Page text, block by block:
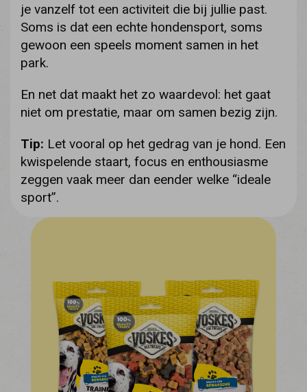
je vanzelf tot een activiteit die bij jullie past.
Soms is dat een echte hondensport, soms
gewoon een speels moment samen in het
park.
En net dat maakt het zo waardevol: het gaat
niet om prestatie, maar om samen bezig zijn.
Tip: Let vooral op het gedrag van je hond. Een
kwispelende staart, focus en enthousiasme
zeggen vaak meer dan eender welke “ideale
sport”.